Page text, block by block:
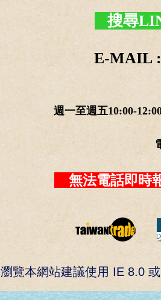
搜尋
E-MAIL :
週一至週五10:00-
無法電話即
瀏覽本網站建議使用 IE 8.0